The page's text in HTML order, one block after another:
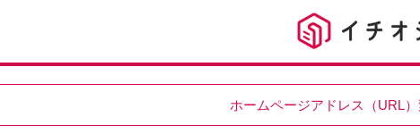
ホームページアドレス（URL